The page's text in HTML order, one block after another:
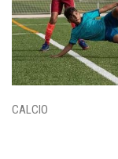
CALCIO